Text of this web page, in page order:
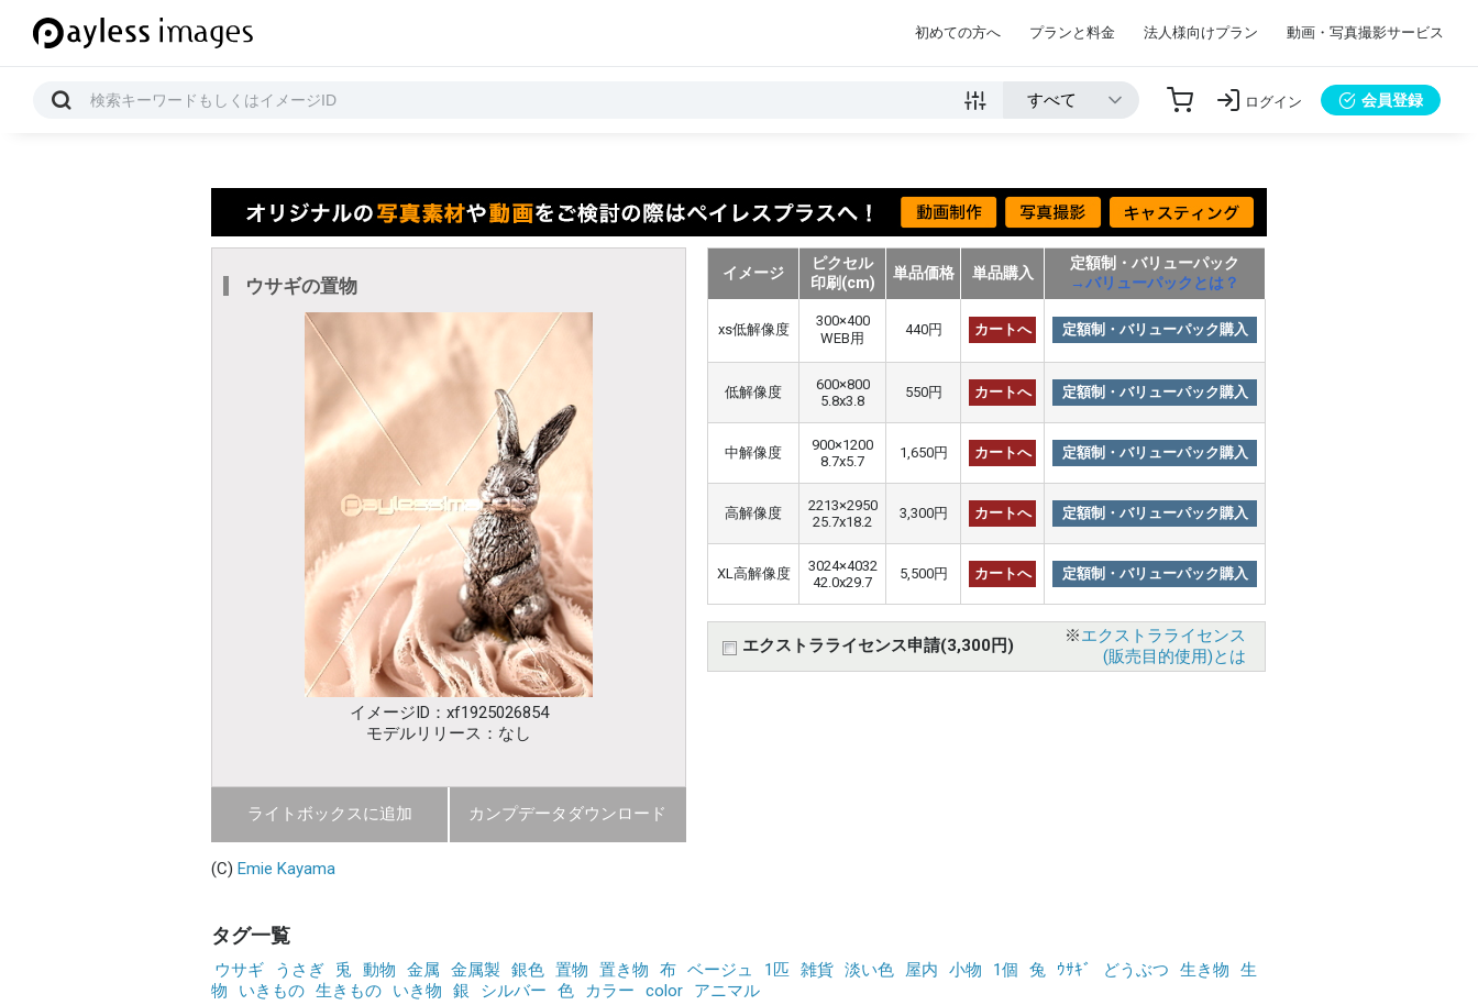
初めての方へ プランと料金 法人様向けプラン 動画・写真撮影サービス
ログイン 会員登録
ウサギの置物
イメージID：xf1925026854
モデルリリース：なし
ライトボックスに追加 カンプデータダウンロード
イメージ
ピクセル
印刷(cm)
単品価格 単品購入
定額制・バリューパック
→バリューパックとは？
xs低解像度
300×400
WEB用
440円 カートへ 定額制・バリューパック購入
低解像度
600×800
5.8x3.8
550円 カートへ 定額制・バリューパック購入
中解像度
900×1200
8.7x5.7
1,650円 カートへ 定額制・バリューパック購入
高解像度
2213×2950
25.7x18.2
3,300円 カートへ 定額制・バリューパック購入
XL高解像度
3024×4032
42.0x29.7
5,500円 カートへ 定額制・バリューパック購入
エクストラライセンス申請(3,300円) ※エクストラライセンス
(販売目的使用)とは
(C) Emie Kayama
タグ一覧
ウサギ うさぎ 兎 動物 金属 金属製 銀色 置物 置き物 布 ベージュ 1匹 雑貨 淡い色 屋内 小物 1個 兔 ｳｻｷﾞ どうぶつ 生き物
生
物
いきもの 生きもの いき物 銀 シルバー 色 カラー color アニマル